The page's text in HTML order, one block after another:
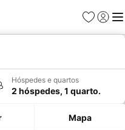
Favoritos
Iniciar
Hóspedes e quartos
2 hóspedes, 1 quarto.
Mapa